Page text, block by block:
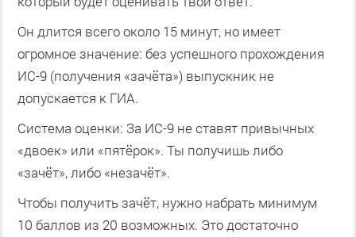
Он длится всего около 15 минут, но имеет
огромное значение: без успешного прохождения
ИС-9 (получения «зачёта») выпускник не
допускается к ГИА.
Система оценки: За ИС-9 не ставят привычных
«двоек» или «пятёрок». Ты получишь либо
«зачёт», либо «незачёт».
Чтобы получить зачёт, нужно набрать минимум
10 баллов из 20 возможных. Это достаточно